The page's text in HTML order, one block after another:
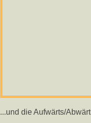
...und die Aufwärts/